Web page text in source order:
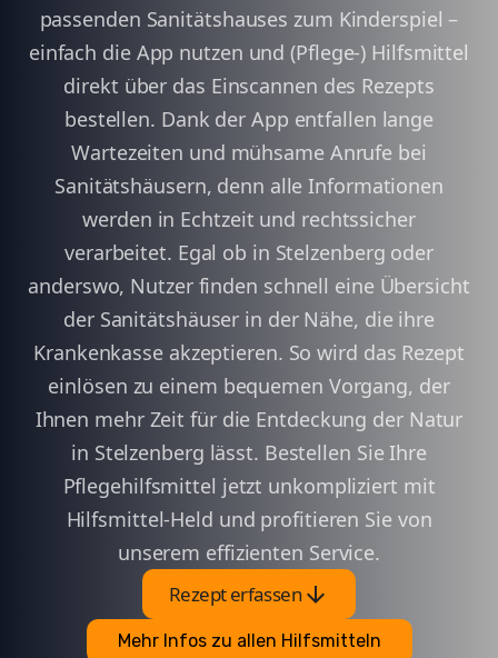
passenden Sanitätshauses zum Kinderspiel –
einfach die App nutzen und (Pflege-) Hilfsmittel
direkt über das Einscannen des Rezepts
bestellen. Dank der App entfallen lange
Wartezeiten und mühsame Anrufe bei
Sanitätshäusern, denn alle Informationen
werden in Echtzeit und rechtssicher
verarbeitet. Egal ob in Stelzenberg oder
anderswo, Nutzer finden schnell eine Übersicht
der Sanitätshäuser in der Nähe, die ihre
Krankenkasse akzeptieren. So wird das Rezept
einlösen zu einem bequemen Vorgang, der
Ihnen mehr Zeit für die Entdeckung der Natur
in Stelzenberg lässt. Bestellen Sie Ihre
Pflegehilfsmittel jetzt unkompliziert mit
Hilfsmittel-Held und profitieren Sie von
unserem effizienten Service.
Rezept erfassenarrow_downward
Mehr Infos zu allen Hilfsmitteln